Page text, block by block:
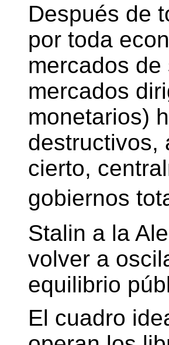
Después de
por toda
mercados
mercados
monetarios)
destructivos,
cierto,
gobiernos
Stalin a la
volver a
equilibrio
El cuadro